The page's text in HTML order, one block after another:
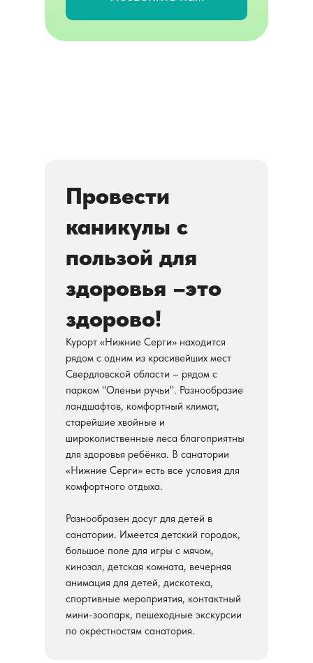
Провести
каникулы с
пользой для
здоровья –это
здорово!
Курорт «Нижние Серги» находится
рядом с одним из красивейших мест
Свердловской области – рядом с
парком "Оленьи ручьи". Разнообразие
ландшафтов, комфортный климат,
старейшие хвойные и
широколиственные леса благоприятны
для здоровья ребёнка. В санатории
«Нижние Серги» есть все условия для
комфортного отдыха.
Разнообразен досуг для детей в
санатории. Имеется детский городок,
большое поле для игры с мячом,
кинозал, детская комната, вечерняя
анимация для детей, дискотека,
спортивные мероприятия, контактный
мини-зоопарк, пешеходные экскурсии
по окрестностям санатория.